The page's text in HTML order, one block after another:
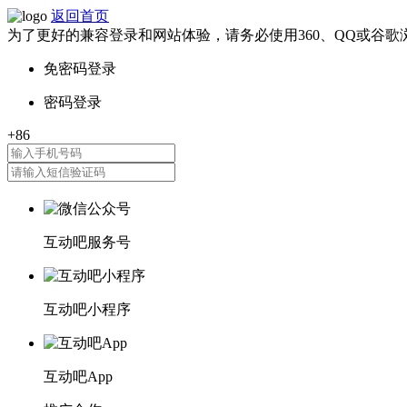
返回首页
为了更好的兼容登录和网站体验，请务必使用360、QQ或谷歌
互动吧服务号
互动吧小程序
互动吧App